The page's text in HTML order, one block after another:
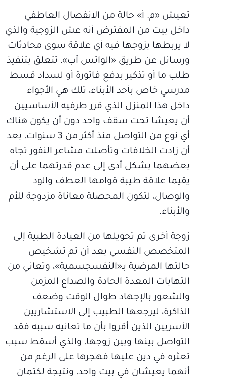
تعيش «م. أ» حالة من الانفصال العاطفي
داخل بيت من المفترض أنه عش الزوجية والذي
لا يربطها بزوجها فيه أي علاقة سوى محادثات
ورسائل عن طريق «الواتس آب»، تتعلق بتنفيذ
طلب ما أو تذكير بدفع فاتورة أو لسداد قسط
مدرسي خاص بأحد الأبناء، تلك هي الأجواء
داخل هذا المنزل الذي قرر طرفيه الأساسيين
أن يعيشا تحت سقف واحد دون أن يكون هناك
أي نوع من التواصل منذ أكثر من 3 سنوات، بعد
أن زادت الخلافات وتأصلت مشاعر النفور تجاه
بعضهما بشكل أدى إلى عدم قدرتهما على أن
يقيما علاقة طيبة قوامها العطف والود
والوصال، لتكون المحصلة معاناة مزدوجة للأم
والأبناء.
زوجة أخرى تم تحويلها من العيادة الطبية إلى
المتخصص النفسي بعد أن تم تشخيص
حالتها المرضية بـ«النفسجسمية»، وتعاني من
التهابات المعدة الحادة والصداع المزمن
والشعور بالإجهاد طوال الوقت وضعف
الذاكرة، ليرجعها الطبيب إلى الاستشاريين
الأسريين الذين أقروا بأن ما تعانيه سببه فقد
التواصل بينها وبين زوجها، والذي أسقط سبب
تعثره في دين عليها فهجرها على الرغم من
أنهما يعيشان في بيت واحد، ونتيجة لكتمان